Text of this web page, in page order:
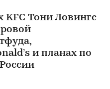
KFC Тони Ловингс
и планах по